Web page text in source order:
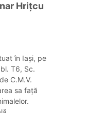
Hriţcu
în Iași, pe
T6, Sc.
C.M.V.
sa față